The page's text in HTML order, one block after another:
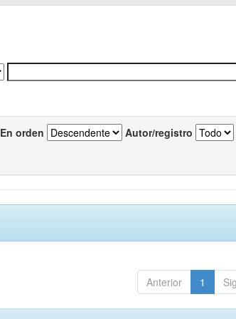
En orden Autor/registro
Anterior 1